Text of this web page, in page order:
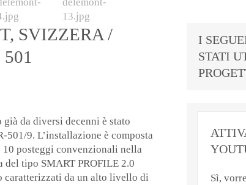
SVIZZERA /
da diversi decenni è stato
9. L’installazione è composta
posteggi convenzionali nella
tipo SMART PROFILE 2.0
caratterizzati da un alto livello di
I
STATI
Sì,